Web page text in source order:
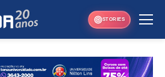
STORIES